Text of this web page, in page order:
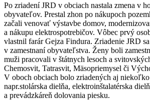
Po zriadení JRD v obciach nastala zmena v
obyvateľov. Prestal zhon po nákupoch
začali venovať výstavbe domov,
a nákupu elektrospotrebičov. Vôbec prvý
vlastnil farár Gejza Findura. Zriadenie JRD
v zamestnaní obyvateľstva. Ženy boli
muži pracovali v štátnych lesoch a
Chemosvit, Tatrasvit, Mäsopriemysel či
V oboch obciach bolo zriadených aj
napr.stolárska dielňa, elektroinštalatérska
a prevádzkáreň dolovania piesku.